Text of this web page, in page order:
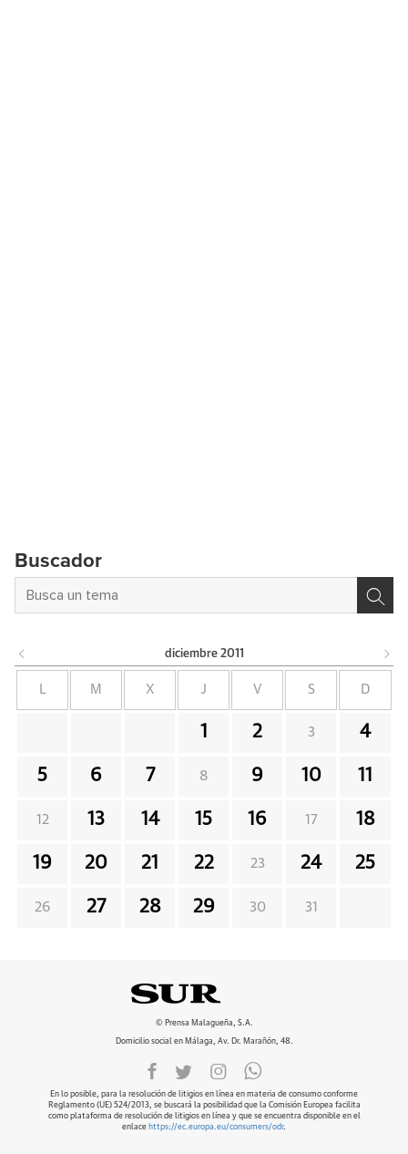
Buscador
diciembre 2011
L M X J V S D
1 2 3 4
5 6 7 8 9 10 11
12 13 14 15 16 17 18
19 20 21 22 23 24 25
26 27 28 29 30 31
© Prensa Malagueña, S.A.
Domicilio social en Málaga, Av. Dr. Marañón, 48.
En lo posible, para la resolución de litigios en línea en materia de consumo conforme
Reglamento (UE) 524/2013, se buscará la posibilidad que la Comisión Europea facilita
como plataforma de resolución de litigios en línea y que se encuentra disponible en el
enlace https://ec.europa.eu/consumers/odr.